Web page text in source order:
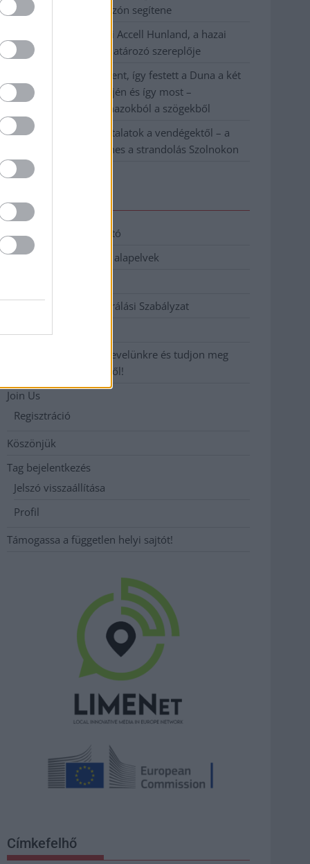
száz elbocsátott dolgozón segítene
Csődbe ment a tószegi Accell Hunland, a hazai
kerékpárgyártás meghatározó szereplője
Egyszer fent, egyszer lent, így festett a Duna a két
évvel ezelőtti árvíz idején és így most –
fotógyűjtemény ugyanazokból a szögekből
Ilyenek eddig a tapasztalatok a vendégektől – a
hőhullám miatt ingyenes a strandolás Szolnokon
Adatkezelési tájékoztató
Etikai és függetlenségi alapelvek
Hozzászólási és Moderálási Szabályzat
Iratkozzon fel heti hírlevelünkre és tudjon meg
még többet megyénkről!
Join Us
Regisztráció
Köszönjük
Tag bejelentkezés
Jelszó visszaállítása
Profil
Támogassa a független helyi sajtót!
Címkefelhő